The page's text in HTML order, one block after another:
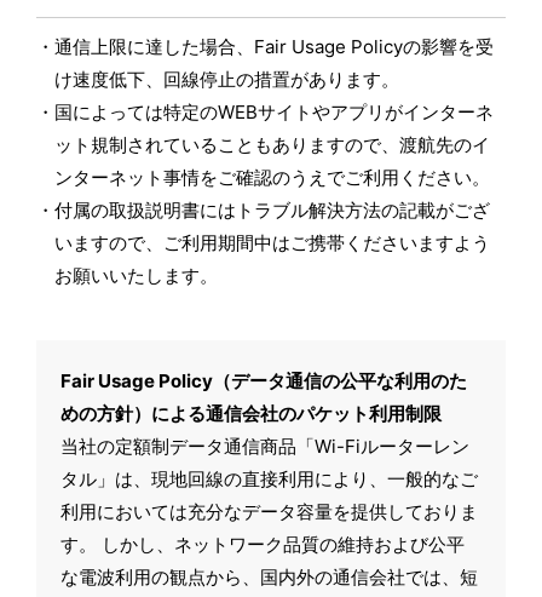
通信上限に達した場合、Fair Usage Policyの影響を受
け速度低下、回線停止の措置があります。
国によっては特定のWEBサイトやアプリがインターネ
ット規制されていることもありますので、渡航先のイ
ンターネット事情をご確認のうえでご利用ください。
付属の取扱説明書にはトラブル解決方法の記載がござ
いますので、ご利用期間中はご携帯くださいますよう
お願いいたします。
Fair Usage Policy（データ通信の公平な利用のた
めの方針）による通信会社のパケット利用制限
当社の定額制データ通信商品「Wi-Fiルーターレン
タル」は、現地回線の直接利用により、一般的なご
利用においては充分なデータ容量を提供しておりま
す。 しかし、ネットワーク品質の維持および公平
な電波利用の観点から、国内外の通信会社では、短